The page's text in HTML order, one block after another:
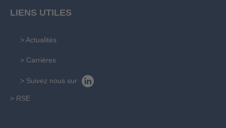
LIENS UTILES
> Actualités
> Carrières
> Suivez nous sur
> RSE